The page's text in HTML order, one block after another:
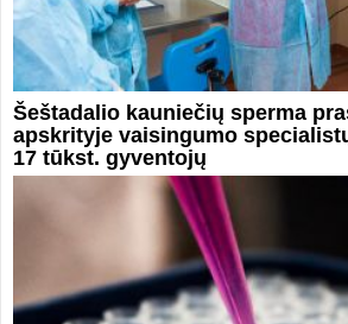
Šeštadalio kauniečių sperma
apskrityje vaisingumo
17 tūkst. gyventojų